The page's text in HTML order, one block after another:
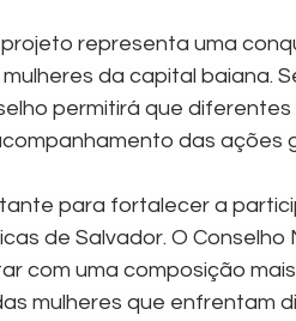
representa uma
da capital baiana.
permitirá que diferentes
das ações
para fortalecer a
de Salvador. O Conselho
com uma composição
mulheres que enfrentam